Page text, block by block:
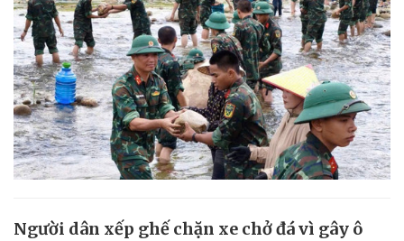
Người dân xếp ghế chặn xe chở đá vì gây ô